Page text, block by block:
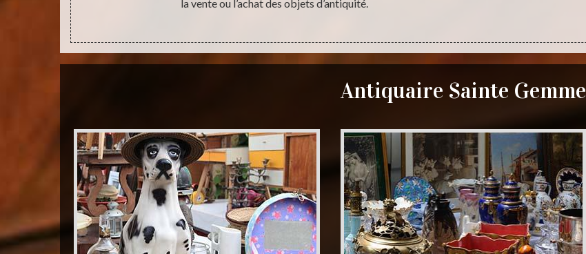
la vente ou l’achat des objets d’antiquité.
Antiquaire Sainte Gemme